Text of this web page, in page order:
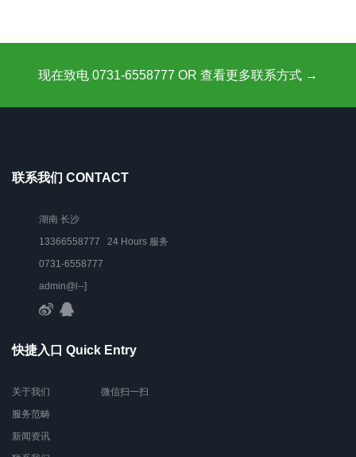
现在致电 0731-6558777 OR 查看更多联系方式 →
联系我们 CONTACT
湖南 长沙
13366558777 24 Hours 服务
0731-6558777
admin@l--]
快捷入口 Quick Entry
关于我们
服务范畴
新闻资讯
微信扫一扫